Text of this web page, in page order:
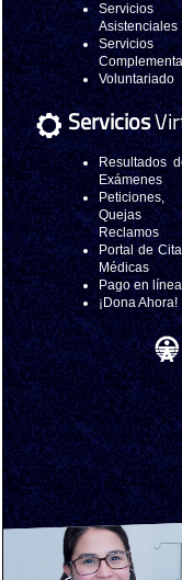
Servicios
Asistenciales
Servicios
Voluntariado
Servicios
Resultados
Exámenes
Peticiones,
Quejas
Reclamos
Portal de
Médicas
Pago en línea
¡Dona Ahora!